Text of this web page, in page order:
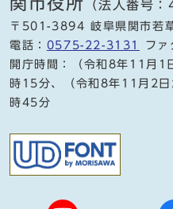
（法人番号
〒501-3894 岐阜県関市若
電話： 0575-22-3131
フ
開庁時間：（令和8年11月
時15分、（令和8年11月2
時45分